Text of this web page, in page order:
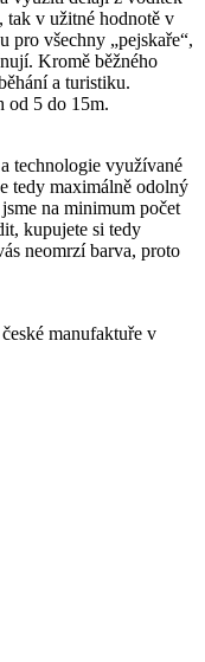
tak v užitné hodnotě v
všechny „pejskaře“,
Kromě běžného
a turistiku.
od 5 do 15m.
technologie využívané
tedy maximálně odolný
na minimum počet
kupujete si tedy
neomrzí barva, proto
manufaktuře v